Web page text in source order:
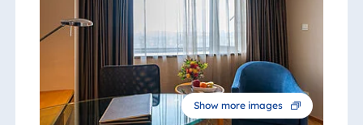
Hotel Paradise
Blue Albena
Hotel Amelia
Show more images